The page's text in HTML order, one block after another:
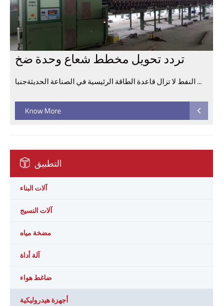
تردد تحويل مخطط شعاع وحدة ضخ
النفط لا تزال قاعدة الطاقة الرئيسية في الصناعة الحديثةجنبا ...
Know More
التطبيق
آلات البناء
آلات النسيج
مضخة مياه
آلة أداة
ضاغط هواء
أجهزة هيدروليكية